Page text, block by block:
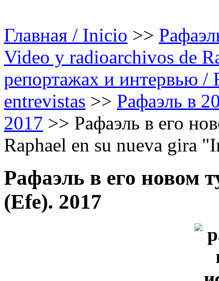
Главная / Inicio >>
Video y radioarchivos de
репортажах и интервью /
entrevistas >> Рафаэль в
2017 >> Рафаэль в его
Raphael en su nueva gira
Рафаэль в его новом
(Efe). 2017